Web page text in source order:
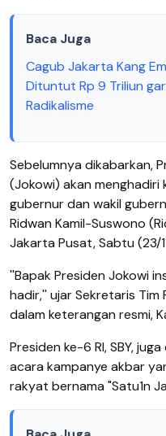
Baca Juga
Cagub Jakarta Kang
Dituntut Rp 9 Triliun
Radikalisme
Sebelumnya dikabarkan,
(Jokowi) akan menghadiri
gubernur dan wakil
Ridwan Kamil-Suswono
Jakarta Pusat, Sabtu (23/
''Bapak Presiden Jokowi
hadir,'' ujar Sekretaris Tim
dalam keterangan resmi,
Presiden ke-6 RI, SBY,
acara kampanye akbar
rakyat bernama "Satu1n